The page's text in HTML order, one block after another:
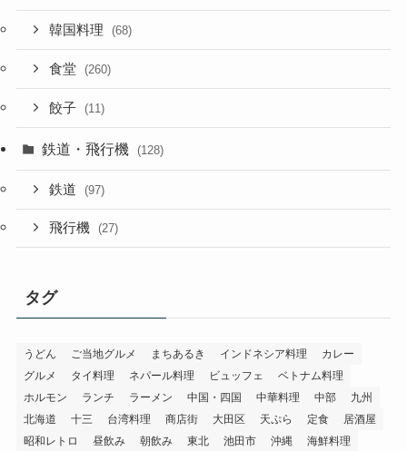
韓国料理 (68)
食堂 (260)
餃子 (11)
鉄道・飛行機 (128)
鉄道 (97)
飛行機 (27)
タグ
うどん ご当地グルメ まちあるき インドネシア料理
カレー
グルメ
タイ料理 ネパール料理 ビュッフェ
ベトナム料理
ホルモン
ランチ ラーメン 中国・四国 中華料理 中部
九州
北海道
十三 台湾料理 商店街 大田区 天ぷら 定食
居酒屋
昭和レトロ
昼飲み 朝飲み 東北 池田市 沖縄
海鮮料理